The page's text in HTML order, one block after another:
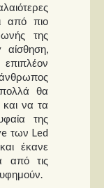
από πιο
της
αίσθηση,
πολλά θα
να τα
της
των Led
έκανε
από τις